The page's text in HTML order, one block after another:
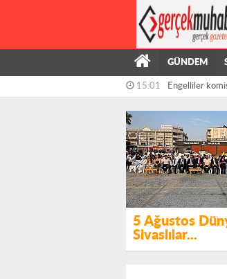
GÜNDEM
14:41 Ümit
5 Ağustos
Sivaslılar...